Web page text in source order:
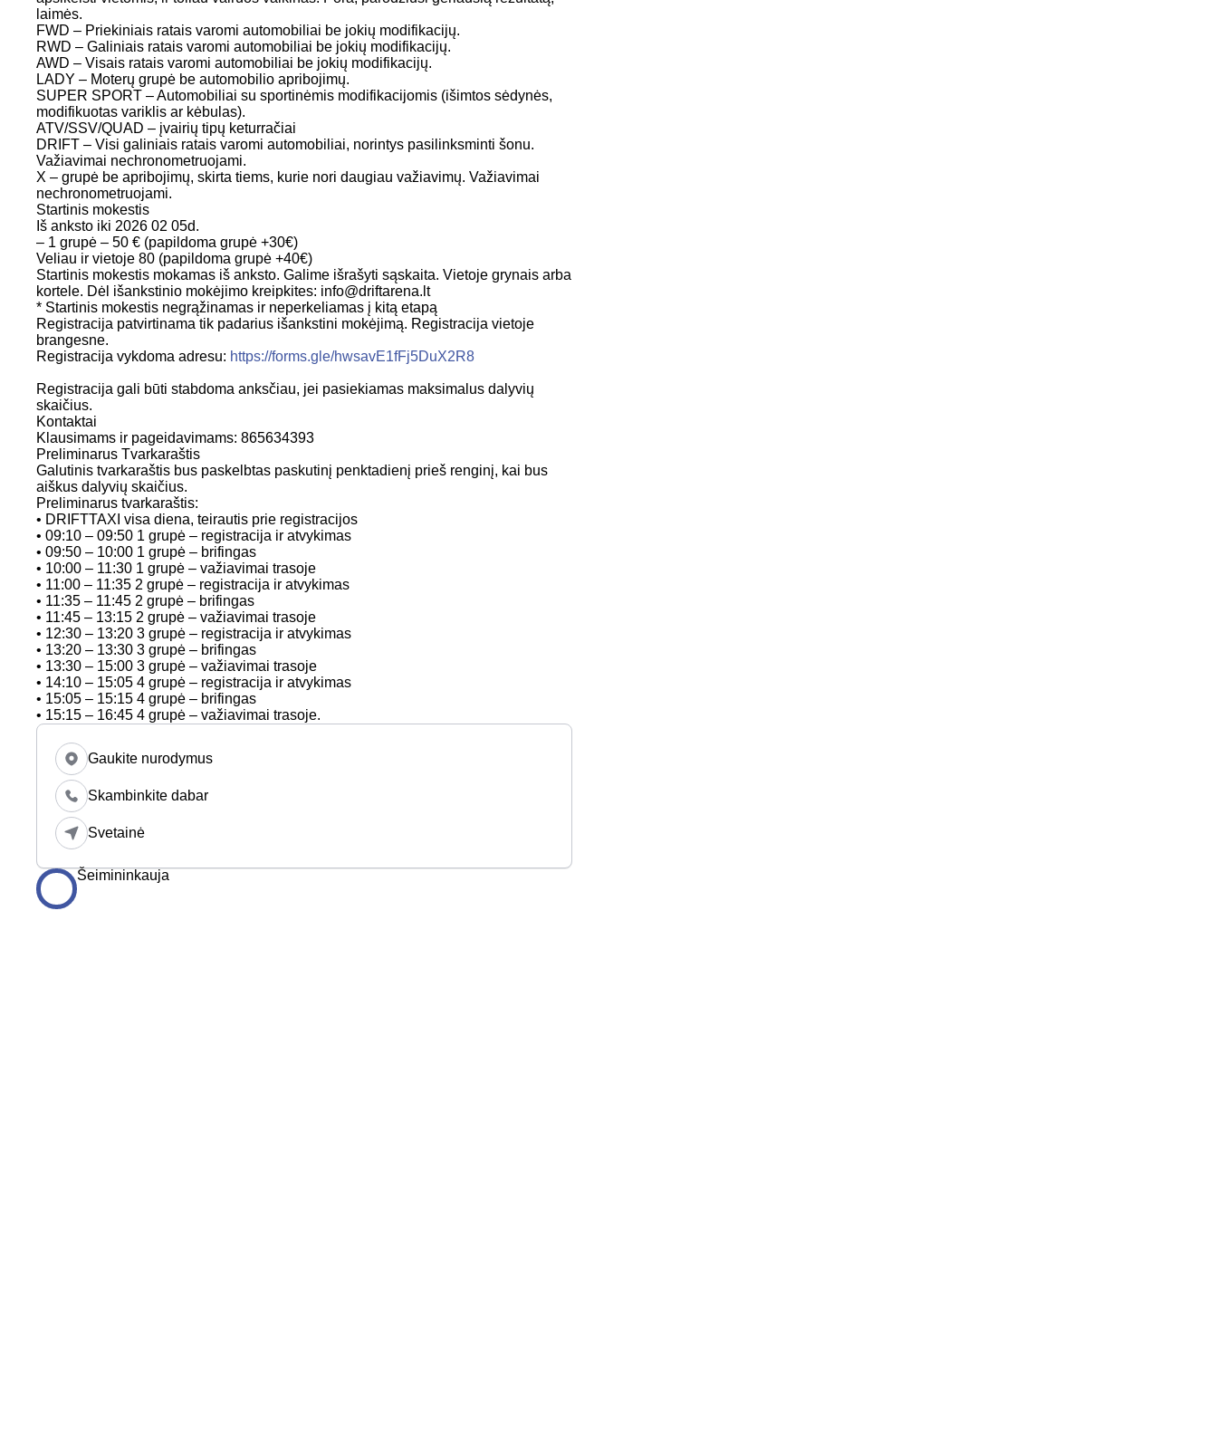
laimės.
FWD – Priekiniais ratais varomi automobiliai be jokių modifikacijų.
RWD – Galiniais ratais varomi automobiliai be jokių modifikacijų.
AWD – Visais ratais varomi automobiliai be jokių modifikacijų.
LADY – Moterų grupė be automobilio apribojimų.
SUPER SPORT – Automobiliai su sportinėmis modifikacijomis (išimtos sėdynės,
modifikuotas variklis ar kėbulas).
ATV/SSV/QUAD – įvairių tipų keturračiai
DRIFT – Visi galiniais ratais varomi automobiliai, norintys pasilinksminti šonu.
Važiavimai nechronometruojami.
X – grupė be apribojimų, skirta tiems, kurie nori daugiau važiavimų. Važiavimai
nechronometruojami.
Startinis mokestis
Iš anksto iki 2026 02 05d.
– 1 grupė – 50 € (papildoma grupė +30€)
Veliau ir vietoje 80 (papildoma grupė +40€)
Startinis mokestis mokamas iš anksto. Galime išrašyti sąskaita. Vietoje grynais arba
kortele. Dėl išankstinio mokėjimo kreipkites: info@driftarena.lt
* Startinis mokestis negrąžinamas ir neperkeliamas į kitą etapą
Registracija patvirtinama tik padarius išankstini mokėjimą. Registracija vietoje
brangesne.
Registracija vykdoma adresu: https://forms.gle/hwsavE1fFj5DuX2R8
Registracija gali būti stabdoma anksčiau, jei pasiekiamas maksimalus dalyvių
skaičius.
Kontaktai
Klausimams ir pageidavimams: 865634393
Preliminarus Tvarkaraštis
Galutinis tvarkaraštis bus paskelbtas paskutinį penktadienį prieš renginį, kai bus
aiškus dalyvių skaičius.
Preliminarus tvarkaraštis:
• DRIFTTAXI visa diena, teirautis prie registracijos
• 09:10 – 09:50 1 grupė – registracija ir atvykimas
• 09:50 – 10:00 1 grupė – brifingas
• 10:00 – 11:30 1 grupė – važiavimai trasoje
• 11:00 – 11:35 2 grupė – registracija ir atvykimas
• 11:35 – 11:45 2 grupė – brifingas
• 11:45 – 13:15 2 grupė – važiavimai trasoje
• 12:30 – 13:20 3 grupė – registracija ir atvykimas
• 13:20 – 13:30 3 grupė – brifingas
• 13:30 – 15:00 3 grupė – važiavimai trasoje
• 14:10 – 15:05 4 grupė – registracija ir atvykimas
• 15:05 – 15:15 4 grupė – brifingas
• 15:15 – 16:45 4 grupė – važiavimai trasoje.
Gaukite nurodymus
Skambinkite dabar
Svetainė
Šeimininkauja